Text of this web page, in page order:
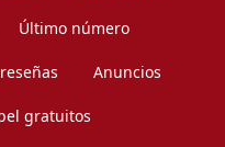
Último número
Anuncios
gratuitos